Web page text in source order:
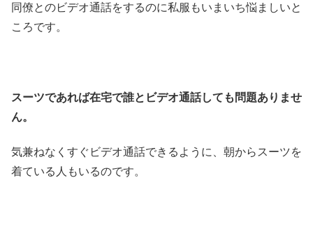
同僚とのビデオ通話をするのに私服もいまいち悩ましいと
ころです。
スーツであれば在宅で誰とビデオ通話しても問題ありませ
ん。
気兼ねなくすぐビデオ通話できるように、朝からスーツを
着ている人もいるのです。